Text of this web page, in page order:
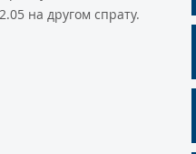
на другом спрату.